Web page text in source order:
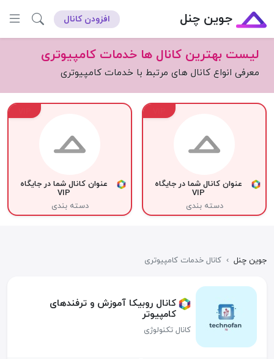
جوین چنل افزودن کانال
لیست بهترین کانال ها خدمات کامپیوتری
معرفی انواع کانال های مرتبط با خدمات کامپیوتری
عنوان کانال شما در جایگاه
VIP
دسته بندی
عنوان کانال شما در جایگاه
VIP
دسته بندی
جوین چنل › کانال خدمات کامپیوتری
کانال روبیکا آموزش و ترفندهای
کامپیوتر
کانال تکنولوژی